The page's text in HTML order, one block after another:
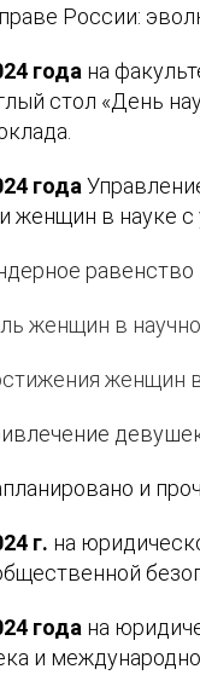
России:
года на
стол «День
года
женщин в науке
равенство
женщин в
женщин в
и
г. на
года на
и